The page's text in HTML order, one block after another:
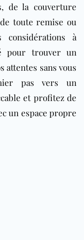
de la couverture
de toute remise ou
considérations à
pour trouver un
attentes sans vous
pas vers un
et profitez de
un espace propre